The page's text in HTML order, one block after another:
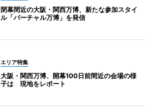
閉幕間近の大阪・関西万博、新たな参加スタイ
ル「バーチャル万博」を発信
エリア特集
大阪・関西万博、開幕100日前間近の会場の様
子は 現地をレポート